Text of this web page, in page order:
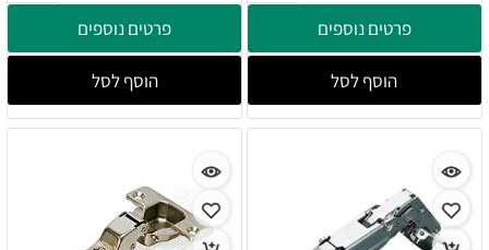
פרטים נוספים
הוסף לסל
פרטים נוספים
הוסף לסל